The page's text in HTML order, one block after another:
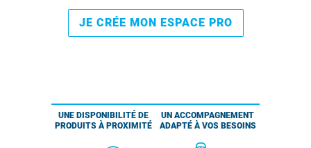
JE CRÉE MON ESPACE PRO
UNE DISPONIBILITÉ DE
PRODUITS À PROXIMITÉ
UN ACCOMPAGNEMENT
ADAPTÉ À VOS BESOINS